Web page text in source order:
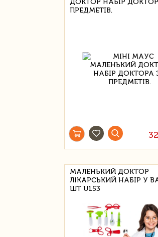
ДОКТОР НАБІР
ПРЕДМЕТІВ.
МАЛЕНЬКИЙ ДОКТОР
ЛІКАРСЬКИЙ НАБІР У
ШТ U153